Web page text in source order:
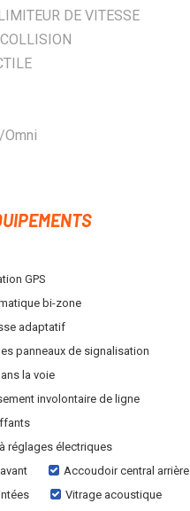
DE VITESSE
GPS
bi-zone
adaptatif
panneaux de signalisation
la voie
involontaire de ligne
réglages électriques
Accoudoir central arrière
Vitrage acoustique